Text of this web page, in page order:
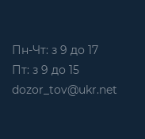
Пн-Чт: з 9 до 17
Пт: з 9 до 15
dozor_tov@ukr.net